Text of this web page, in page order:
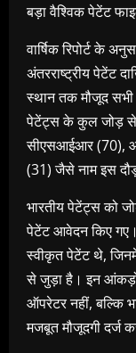
बड़ा वैश्विक पेटेंट
वार्षिक रिपोर्ट के
अंतरराष्ट्रीय पेटेंट
स्थान तक मौजूद सभी
पेटेंट्स के कुल जोड़ से
सीएसआईआर (70),
(31) जैसे नाम इस
भारतीय पेटेंट्स को
पेटेंट आवेदन किए
स्वीकृत पेटेंट थे,
से जुड़ा है। इन
ऑपरेटर नहीं, बल्कि
मजबूत मौजूदगी दर्ज